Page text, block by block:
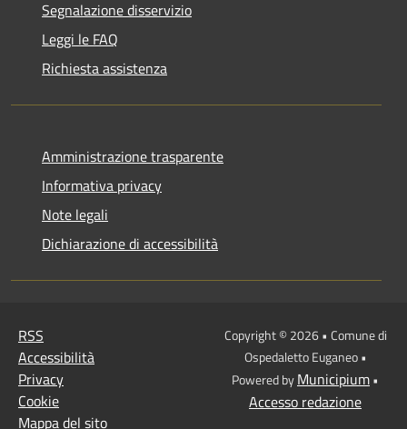
Segnalazione disservizio
Leggi le FAQ
Richiesta assistenza
Amministrazione trasparente
Informativa privacy
Note legali
Dichiarazione di accessibilità
RSS
Accessibilità
Privacy
Cookie
Mappa del sito
Copyright © 2026 • Comune di
Ospedaletto Euganeo •
Powered byMunicipium•
Accesso redazione